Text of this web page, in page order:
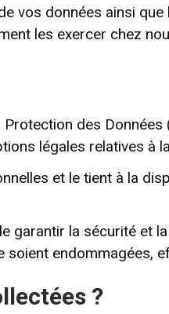
vos données ainsi
les exercer chez
des
légales relatives à
et le tient à la
la sécurité et
endommagées,
?